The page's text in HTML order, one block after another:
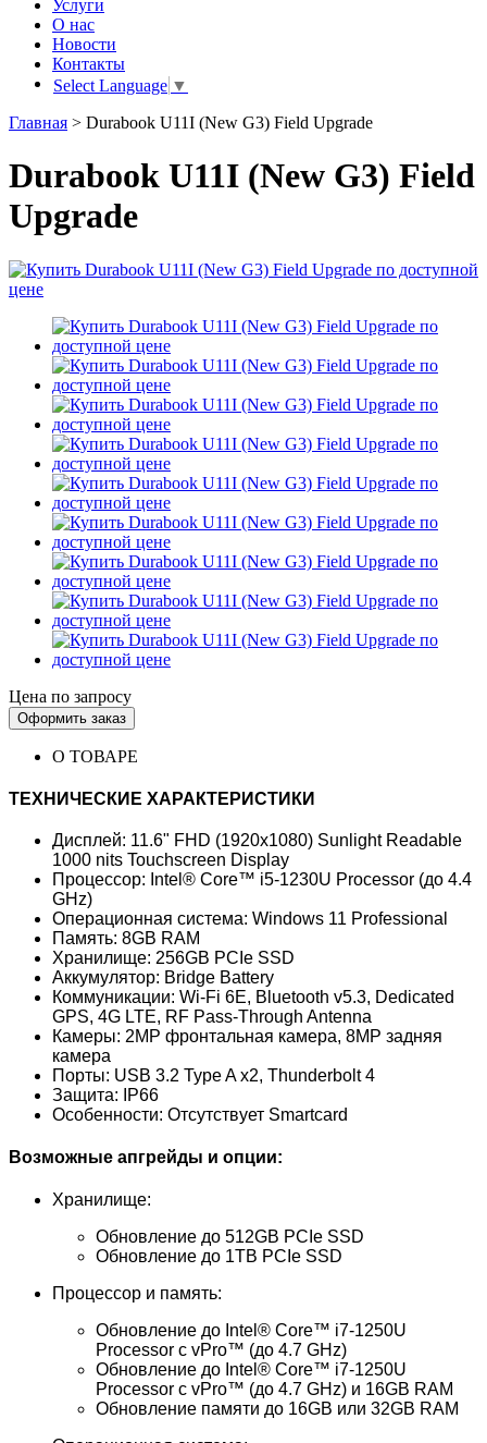
Услуги
О нас
Новости
Контакты
Select Language ▼
Главная > Durabook U11I (New G3) Field Upgrade
Durabook U11I (New G3) Field
Upgrade
Цена по запросу
Оформить заказ
О ТОВАРЕ
ТЕХНИЧЕСКИЕ ХАРАКТЕРИСТИКИ
Дисплей: 11.6" FHD (1920x1080) Sunlight Readable
1000 nits Touchscreen Display
Процессор: Intel® Core™ i5-1230U Processor (до 4.4
GHz)
Операционная система: Windows 11 Professional
Память: 8GB RAM
Хранилище: 256GB PCIe SSD
Аккумулятор: Bridge Battery
Коммуникации: Wi-Fi 6E, Bluetooth v5.3, Dedicated
GPS, 4G LTE, RF Pass-Through Antenna
Камеры: 2MP фронтальная камера, 8MP задняя
камера
Порты: USB 3.2 Type A x2, Thunderbolt 4
Защита: IP66
Особенности: Отсутствует Smartcard
Возможные апгрейды и опции:
Хранилище:
Обновление до 512GB PCIe SSD
Обновление до 1TB PCIe SSD
Процессор и память:
Обновление до Intel® Core™ i7-1250U
Processor с vPro™ (до 4.7 GHz)
Обновление до Intel® Core™ i7-1250U
Processor с vPro™ (до 4.7 GHz) и 16GB RAM
Обновление памяти до 16GB или 32GB RAM